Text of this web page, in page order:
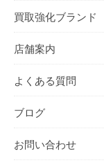
買取強化ブランド
店舗案内
よくある質問
ブログ
お問い合わせ